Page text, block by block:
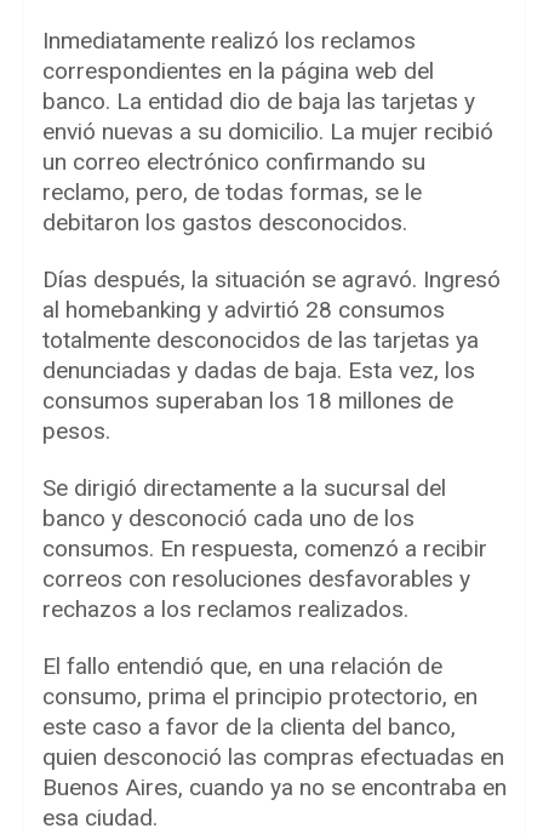
Inmediatamente realizó los reclamos
correspondientes en la página web del
banco. La entidad dio de baja las tarjetas y
envió nuevas a su domicilio. La mujer recibió
un correo electrónico confirmando su
reclamo, pero, de todas formas, se le
debitaron los gastos desconocidos.
Días después, la situación se agravó. Ingresó
al homebanking y advirtió 28 consumos
totalmente desconocidos de las tarjetas ya
denunciadas y dadas de baja. Esta vez, los
consumos superaban los 18 millones de
pesos.
Se dirigió directamente a la sucursal del
banco y desconoció cada uno de los
consumos. En respuesta, comenzó a recibir
correos con resoluciones desfavorables y
rechazos a los reclamos realizados.
El fallo entendió que, en una relación de
consumo, prima el principio protectorio, en
este caso a favor de la clienta del banco,
quien desconoció las compras efectuadas en
Buenos Aires, cuando ya no se encontraba en
esa ciudad.